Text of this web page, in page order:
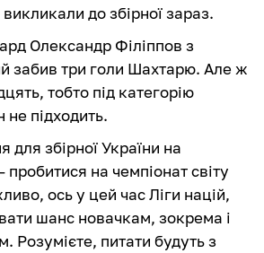
до збірної зараз.
Олександр Філіппов з
забив три голи Шахтарю. Але ж
тобто під категорію
підходить.
для збірної України на
на чемпіонат світу
ось у цей час Ліги націй,
шанс новачкам, зокрема і
Розумієте, питати будуть з